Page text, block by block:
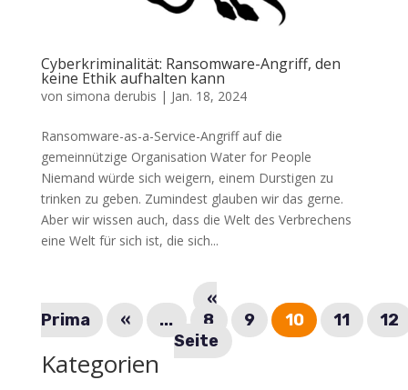
Cyberkriminalität: Ransomware-Angriff, den
keine Ethik aufhalten kann
von simona derubis | Jan. 18, 2024
Ransomware-as-a-Service-Angriff auf die
gemeinnützige Organisation Water for People
Niemand würde sich weigern, einem Durstigen zu
trinken zu geben. Zumindest glauben wir das gerne.
Aber wir wissen auch, dass die Welt des Verbrechens
eine Welt für sich ist, die sich...
«
Prima
« ... 8 9 10 11
12
Seite
Kategorien